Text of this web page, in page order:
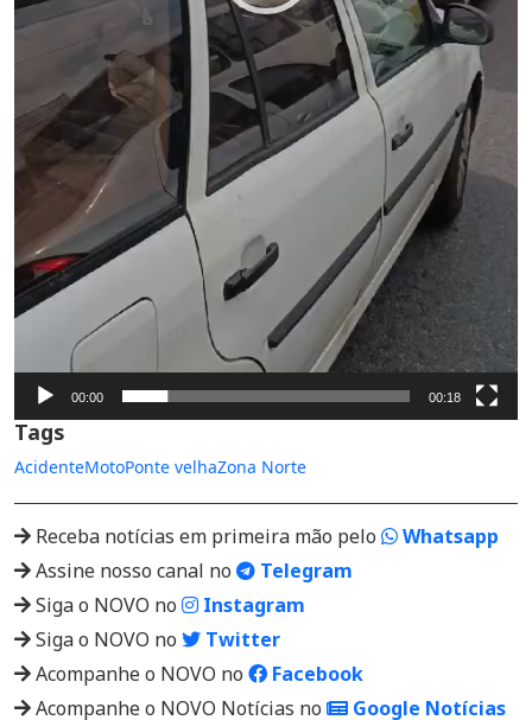
00:00 00:18
Tags
AcidenteMotoPonte velhaZona Norte
Receba notícias em primeira mão pelo
Whatsapp
Assine nosso canal no
Telegram
Siga o NOVO no
Instagram
Siga o NOVO no
Twitter
Acompanhe o NOVO no
Facebook
Acompanhe o NOVO Notícias no
Google Notícias